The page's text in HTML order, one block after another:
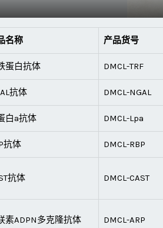
名称 产品货号
蛋白抗体 DMCL-TRF
抗体 DMCL-NGAL
白a抗体 DMCL-Lpa
抗体 DMCL-RBP
抗体 DMCL-CAST
素ADPN多克隆抗体 DMCL-ARP